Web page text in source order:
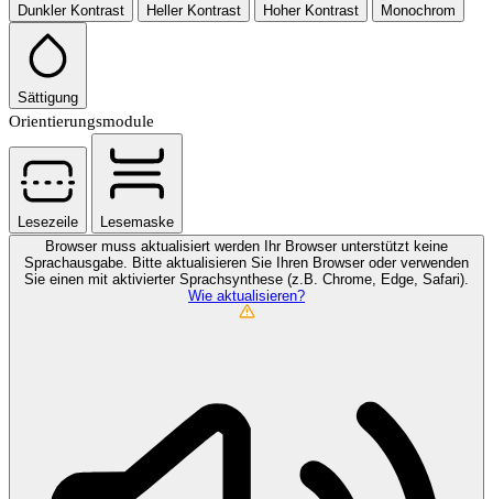
Dunkler Kontrast Heller Kontrast Hoher Kontrast Monochrom
Sättigung
Orientierungsmodule
Lesezeile
Lesemaske
Browser muss aktualisiert werden
Ihr Browser unterstützt keine
Sprachausgabe. Bitte aktualisieren Sie Ihren Browser oder verwenden
Sie einen mit aktivierter Sprachsynthese (z.B. Chrome, Edge, Safari).
Wie aktualisieren?